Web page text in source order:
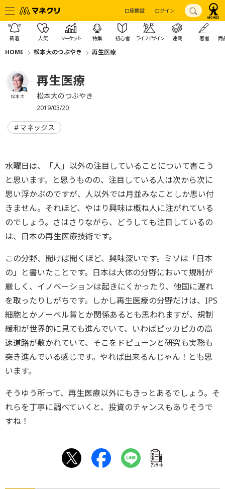
口座開設 ログイン
新着 人気 マーケット 特集 初心者 ライフデザイン 連載 著者 商
HOME 松本大のつぶやき 再生医療
松本 大
再生医療
松本大のつぶやき
2019/03/20
マネックス
水曜日は、「人」以外の注目していることについて書こう
と思います。と思うものの、注目している人は次から次に
思い浮かぶのですが、人以外では月並みなことしか思い付
きません。それほど、やはり興味は概ね人に注がれている
のでしょう。さはさりながら、どうしても注目しているの
は、日本の再生医療技術です。
この分野、聞けば聞くほど、興味深いです。ミソは「日本
の」と書いたことです。日本は大体の分野において規制が
厳しく、イノベーションは起きにくかったり、他国に遅れ
を取ったりしがちです。しかし再生医療の分野だけは、IPS
細胞とかノーベル賞とか関係あるとも思われますが、規制
緩和が世界的に見ても進んでいて、いわばピッカピカの高
速道路が敷かれていて、そこをドピューンと研究も実務も
突き進んでいる感じです。やれば出来るんじゃん！とも思
います。
そうゆう所って、再生医療以外にもきっとあるでしょう。そ
れらを丁寧に調べていくと、投資のチャンスもありそうで
すね！
ｱﾝｹｰﾄ